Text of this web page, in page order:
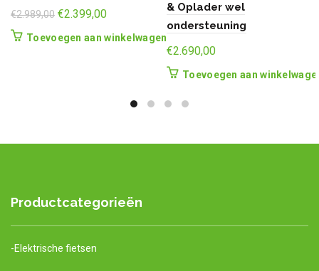
€2.989,00 Oorspronkelijke
€2.399,00Huidige
prijs
Toevoegen aan winkelwagen
& Oplader wel
ondersteuning
€2.690,00
Toevoegen aan
Productcategorieën
-Elektrische fietsen